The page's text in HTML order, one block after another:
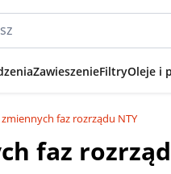
ZawieszenieFiltryOleje i
faz rozrządu NTY
faz